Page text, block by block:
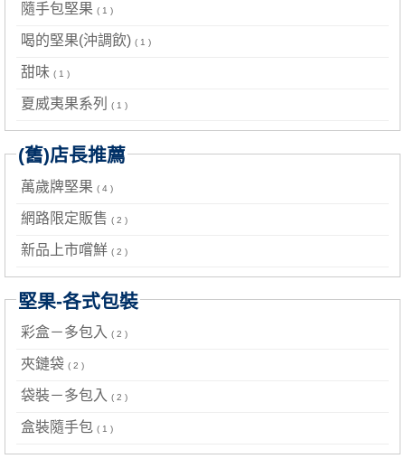
隨手包堅果 ( 1 )
喝的堅果(沖調飲) ( 1 )
甜味 ( 1 )
夏威夷果系列 ( 1 )
(舊)店長推薦
萬歲牌堅果 ( 4 )
網路限定販售 ( 2 )
新品上市嚐鮮 ( 2 )
堅果-各式包裝
彩盒－多包入 ( 2 )
夾鏈袋 ( 2 )
袋裝－多包入 ( 2 )
盒裝隨手包 ( 1 )